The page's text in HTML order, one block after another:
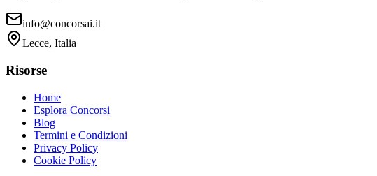
info@concorsai.it
Lecce, Italia
Risorse
Home
Esplora Concorsi
Blog
Termini e Condizioni
Privacy Policy
Cookie Policy